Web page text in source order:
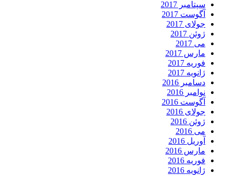
سپتامبر 2017
آگوست 2017
جولای 2017
ژوئن 2017
می 2017
مارس 2017
فوریه 2017
ژانویه 2017
دسامبر 2016
نوامبر 2016
آگوست 2016
جولای 2016
ژوئن 2016
می 2016
آوریل 2016
مارس 2016
فوریه 2016
ژانویه 2016